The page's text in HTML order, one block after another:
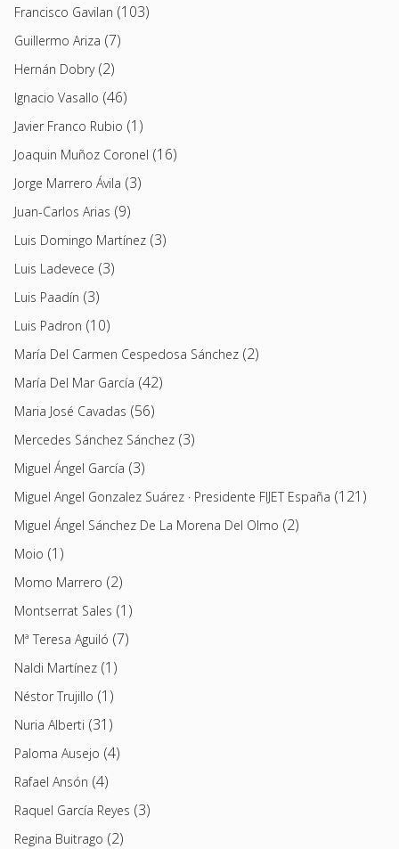
Francisco Gavilan (103)
Guillermo Ariza (7)
Hernán Dobry(2)
Ignacio Vasallo (46)
Javier Franco Rubio (1)
Joaquin Muñoz Coronel (16)
Jorge Marrero Ávila (3)
Juan-Carlos Arias (9)
Luis Domingo Martínez (3)
Luis Ladevece (3)
Luis Paadín (3)
Luis Padron (10)
María Del Carmen Cespedosa Sánchez (2)
María Del Mar García (42)
Maria José Cavadas (56)
Mercedes Sánchez Sánchez (3)
Miguel Ángel García (3)
Miguel Angel Gonzalez Suárez · Presidente FIJET España (121)
Miguel Ángel Sánchez De La Morena Del Olmo (2)
Moio (1)
Momo Marrero (2)
Montserrat Sales (1)
Mª Teresa Aguiló (7)
Naldi Martínez (1)
Néstor Trujillo (1)
Nuria Alberti (31)
Paloma Ausejo (4)
Rafael Ansón (4)
Raquel García Reyes (3)
Regina Buitrago (2)